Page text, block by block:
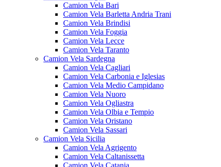
Camion Vela Bari
Camion Vela Barletta Andria Trani
Camion Vela Brindisi
Camion Vela Foggia
Camion Vela Lecce
Camion Vela Taranto
Camion Vela Sardegna
Camion Vela Cagliari
Camion Vela Carbonia e Iglesias
Camion Vela Medio Campidano
Camion Vela Nuoro
Camion Vela Ogliastra
Camion Vela Olbia e Tempio
Camion Vela Oristano
Camion Vela Sassari
Camion Vela Sicilia
Camion Vela Agrigento
Camion Vela Caltanissetta